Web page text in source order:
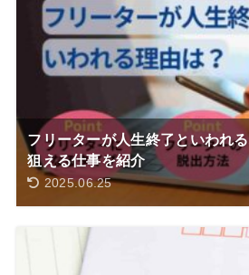
フリーターが人生終了といわれ
狙える仕事を紹介
2025.06.25